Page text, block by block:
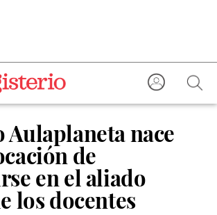
Aulaplaneta nace
de
en el aliado
los docentes